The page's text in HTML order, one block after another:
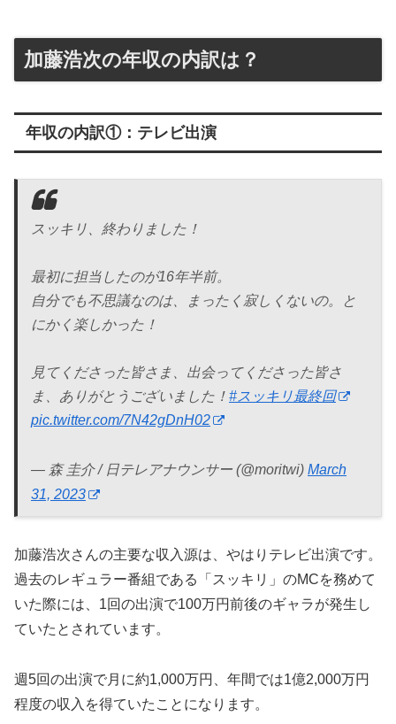
加藤浩次の年収の内訳は？
年収の内訳①：テレビ出演
スッキリ、終わりました！
最初に担当したのが16年半前。
自分でも不思議なのは、まったく寂しくないの。と
にかく楽しかった！
見てくださった皆さま、出会ってくださった皆さ
ま、ありがとうございました！ #スッキリ最終回
pic.twitter.com/7N42gDnH02
— 森 圭介 / 日テレアナウンサー (@moritwi) March
31, 2023
加藤浩次さんの主要な収入源は、やはりテレビ出演です。
過去のレギュラー番組である「スッキリ」のMCを務めて
いた際には、1回の出演で100万円前後のギャラが発生し
ていたとされています。
週5回の出演で月に約1,000万円、年間では1億2,000万円
程度の収入を得ていたことになります。